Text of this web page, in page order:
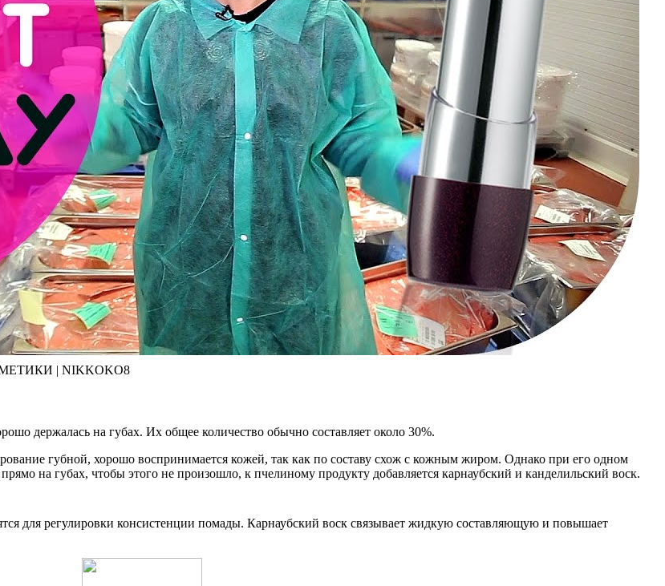
| NIKKOKO8
держалась на губах. Их общее количество обычно составляет около 30%.
губной, хорошо воспринимается кожей, так как по составу схож с кожным жиром. Однако при его одном
на губах, чтобы этого не произошло, к пчелиному продукту добавляется карнаубский и канделильский воск.
для регулировки консистенции помады. Карнаубский воск связывает жидкую составляющую и повышает